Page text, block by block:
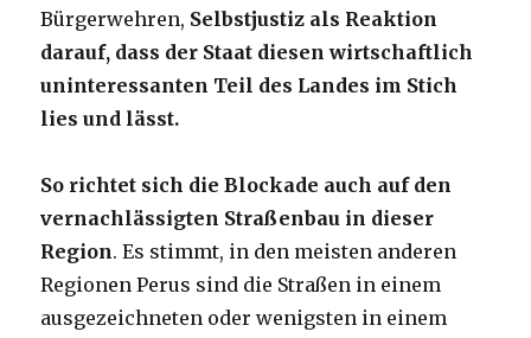
Bürgerwehren, Selbstjustiz als Reaktion
darauf, dass der Staat diesen wirtschaftlich
uninteressanten Teil des Landes im Stich
lies und lässt.
So richtet sich die Blockade auch auf den
vernachlässigten Straßenbau in dieser
Region. Es stimmt, in den meisten anderen
Regionen Perus sind die Straßen in einem
ausgezeichneten oder wenigsten in einem